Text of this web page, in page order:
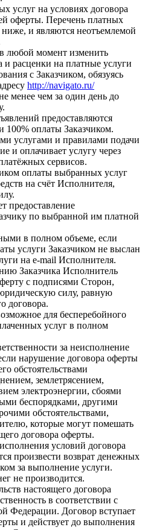
услуг на условиях договора
оферты. Перечень платных
и являются неотъемлемой
любой момент изменить
и расценки на платные услуги
с Заказчиком, обязуясь
http://navigato.ru/
менее чем за один день до
предоставляются
100% оплаты Заказчиком.
услугами и правилами подачи
и оплачивает услугу через
сервисов.
оплаты выбранных услуг
на счёт Исполнителя,
предоставление
по выбранной им платной
в полном объеме, если
услуги Заказчиком не выслан
на e-mail Исполнителя.
Заказчика Исполнитель
с подписями Сторон,
силу, равную
договора.
для бесперебойного
услуг в полном
за неисполнение
нарушение договора оферты
обстоятельствами
землетрясением,
электроэнергии, сбоями
беспорядками, другими
обстоятельствами,
которые могут помешать
договора оферты.
условий договора
произвести возврат денежных
за выполнение услуги.
не производится.
настоящего договора
в соответствии с
Федерации. Договор вступает
и действует до выполнения